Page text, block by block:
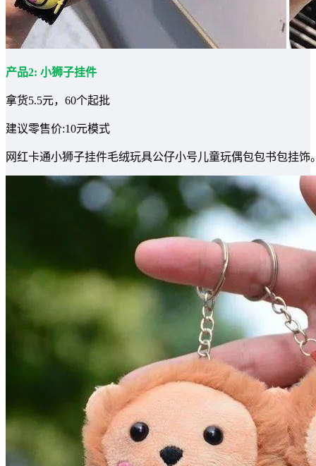
产品2: 小狮子挂件
拿货5.5元，60个起批
建议零售价:10元模式
网红卡通小狮子挂件毛绒玩具公仔小号儿童玩偶包包书包挂饰